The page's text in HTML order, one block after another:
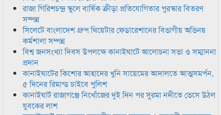
রাজা গিরিশচন্দ্র স্কুলে বার্ষিক ক্রীড়া প্রতিযোগিতার পুরস্কার বিতরণ
সম্পন্ন
সিলেটে বাংলাদেশ গ্রুপ থিয়েটার ফেডারেশানের বিভাগীয় অভিনয়
কর্মশালা সম্পন্ন
বিশ্ব জনসংখ্যা দিবস উপলক্ষে কানাইঘাটে আলোচনা সভা ও সম্মাননা
প্রদান
কানাইঘাটের কিশোর আহাদের খুনি সায়েমের আদালতে আত্মসমর্পন,
৫ দিনের রিমান্ড চাইবে পুলিশ
কানাইঘাট রাজাগঞ্জে নিখোঁজের দুই দিন পর সুরমা নদীতে ভেসে উঠল
যুবকের লাশ